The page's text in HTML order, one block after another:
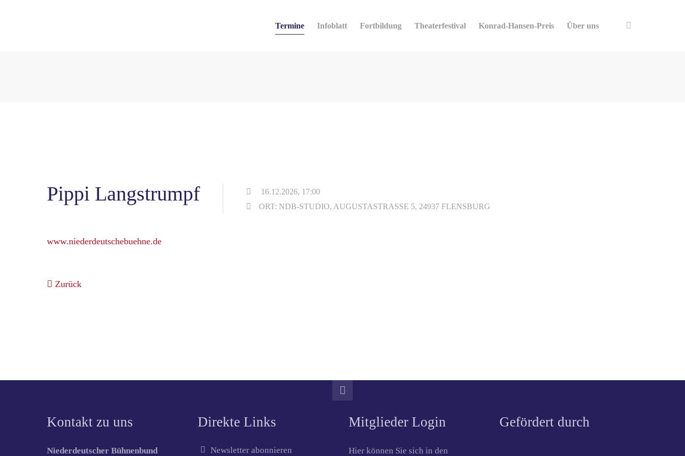
Termine Infoblatt Fortbildung Theaterfestival Konrad-Hansen-Preis Über uns
Pippi Langstrumpf
16.12.2026, 17:00
ORT: NDB-STUDIO, AUGUSTASTRASSE 5, 24937 FLENSBURG
www.niederdeutschebuehne.de
Zurück
Kontakt zu uns
Niederdeutscher Bühnenbund
Direkte Links
Newsletter abonnieren
Mitglieder Login
Hier können Sie sich in den
Gefördert durch